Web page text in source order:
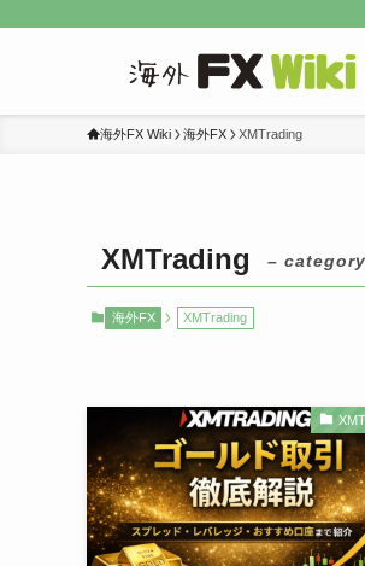
海外FX Wiki 海外FX XMTrading
XMTrading –
海外FX XMTrading